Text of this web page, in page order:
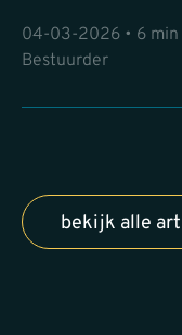
04-03-2026 • 6 min
Bestuurder
bekijk alle